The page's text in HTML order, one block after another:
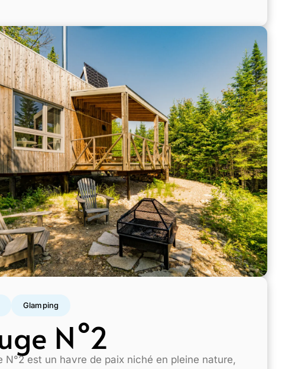
Glamping
N°2
N°2 est un havre de paix niché en pleine nature,